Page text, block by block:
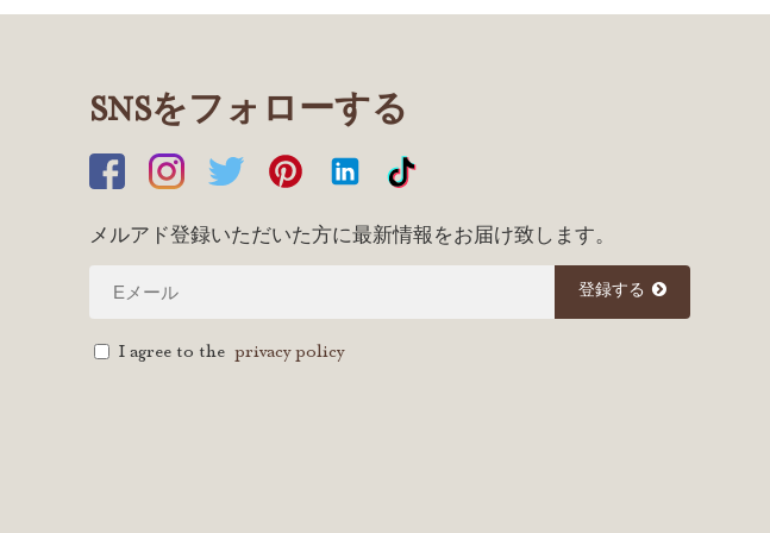
SNSをフォローする
メルアド登録いただいた方に最新情報をお届け致します。
I agree to the privacy policy
登録する